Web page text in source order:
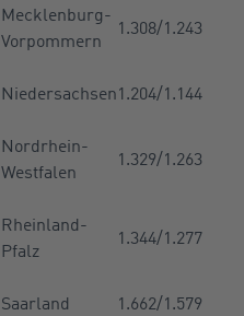
Mecklenburg-
Vorpommern
1.308/1.243
Niedersachsen1.204/1.144
Nordrhein-
Westfalen
1.329/1.263
Rheinland-
Pfalz
1.344/1.277
Saarland 1.662/1.579